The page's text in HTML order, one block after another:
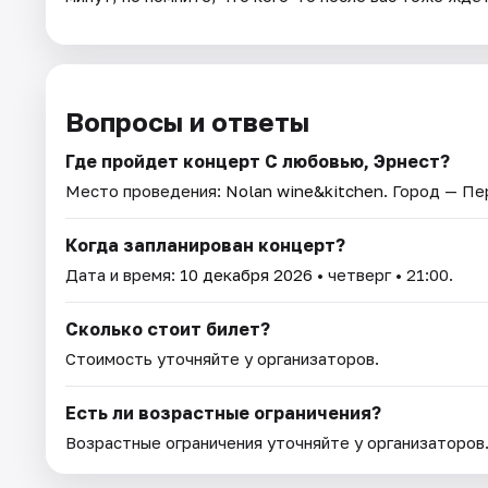
Вопросы и ответы
Где пройдет концерт С любовью, Эрнест?
Место проведения: Nolan wine&kitchen. Город —
Когда запланирован концерт?
Дата и время: 10 декабря 2026 • четверг • 21:00.
Сколько стоит билет?
Стоимость уточняйте у организаторов.
Есть ли возрастные ограничения?
Возрастные ограничения уточняйте у организаторов.